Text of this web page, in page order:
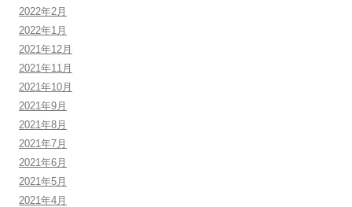
2022年2月
2022年1月
2021年12月
2021年11月
2021年10月
2021年9月
2021年8月
2021年7月
2021年6月
2021年5月
2021年4月